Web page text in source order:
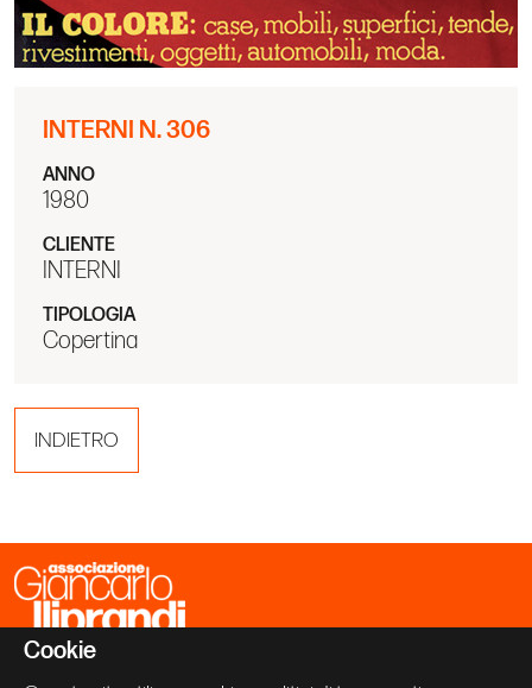
Cookie
INTERNI N. 306
ANNO
1980
CLIENTE
INTERNI
TIPOLOGIA
Copertina
INDIETRO
Associazione Giancarlo Iliprandi